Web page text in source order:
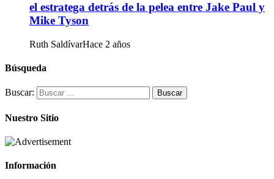
el estratega detrás de la pelea entre Jake Paul y
Mike Tyson
Ruth SaldívarHace 2 años
Búsqueda
Buscar:
Nuestro Sitio
Información